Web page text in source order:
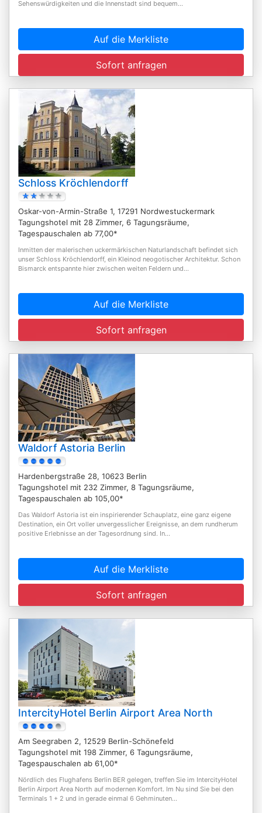
Sehenswürdigkeiten und die Innenstadt sind bequem...
Auf die Merkliste
Sofort anfragen
Schloss Kröchlendorff
Oskar-von-Armin-Straße 1, 17291 Nordwestuckermark
Tagungshotel mit 28 Zimmer, 6 Tagungsräume,
Tagespauschalen ab 77,00*
Inmitten der malerischen uckermärkischen Naturlandschaft befindet sich
unser Schloss Kröchlendorff, ein Kleinod neogotischer Architektur. Schon
Bismarck entspannte hier zwischen weiten Feldern und...
Auf die Merkliste
Sofort anfragen
Waldorf Astoria Berlin
Hardenbergstraße 28, 10623 Berlin
Tagungshotel mit 232 Zimmer, 8 Tagungsräume,
Tagespauschalen ab 105,00*
Das Waldorf Astoria ist ein inspirierender Schauplatz, eine ganz eigene
Destination, ein Ort voller unvergesslicher Ereignisse, an dem rundherum
positive Erlebnisse an der Tagesordnung sind. In...
Auf die Merkliste
Sofort anfragen
IntercityHotel Berlin Airport Area North
Am Seegraben 2, 12529 Berlin-Schönefeld
Tagungshotel mit 198 Zimmer, 6 Tagungsräume,
Tagespauschalen ab 61,00*
Nördlich des Flughafens Berlin BER gelegen, treffen Sie im IntercityHotel
Berlin Airport Area North auf modernen Komfort. Im Nu sind Sie bei den
Terminals 1 + 2 und in gerade einmal 6 Gehminuten...